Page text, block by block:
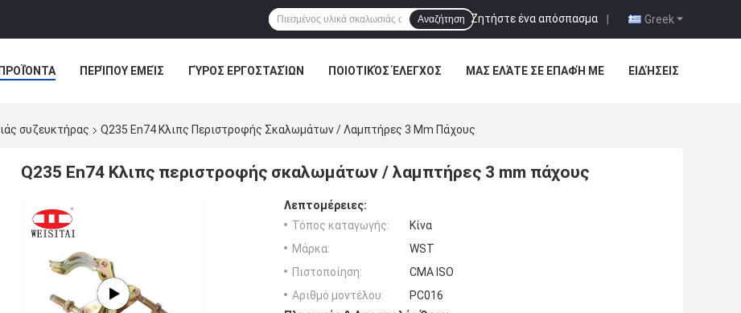
Greek
Ζητήστε ένα απόσπασμα |
Αναζήτηση
ΠΡΟΪΌΝΤΑ ΠΕΡΊΠΟΥ ΕΜΕΊΣ ΓΎΡΟΣ ΕΡΓΟΣΤΑΣΊΩΝ ΠΟΙΟΤΙΚΌΣ ΈΛΕΓΧΟΣ ΜΑΣ ΕΛΆΤΕ ΣΕ ΕΠΑΦΉ ΜΕ ΕΙΔΉΣΕΙΣ
συζευκτήρας Q235 En74 Κλιπς Περιστροφής Σκαλωμάτων / Λαμπτήρες 3 Mm Πάχους
Q235 En74 Κλιπς περιστροφής σκαλωμάτων / λαμπτήρες 3 mm πάχους
Λεπτομέρειες:
Τόπος καταγωγής:
Κίνα
Μάρκα:
WST
Πιστοποίηση:
CMA ISO
Αριθμό μοντέλου:
PC016